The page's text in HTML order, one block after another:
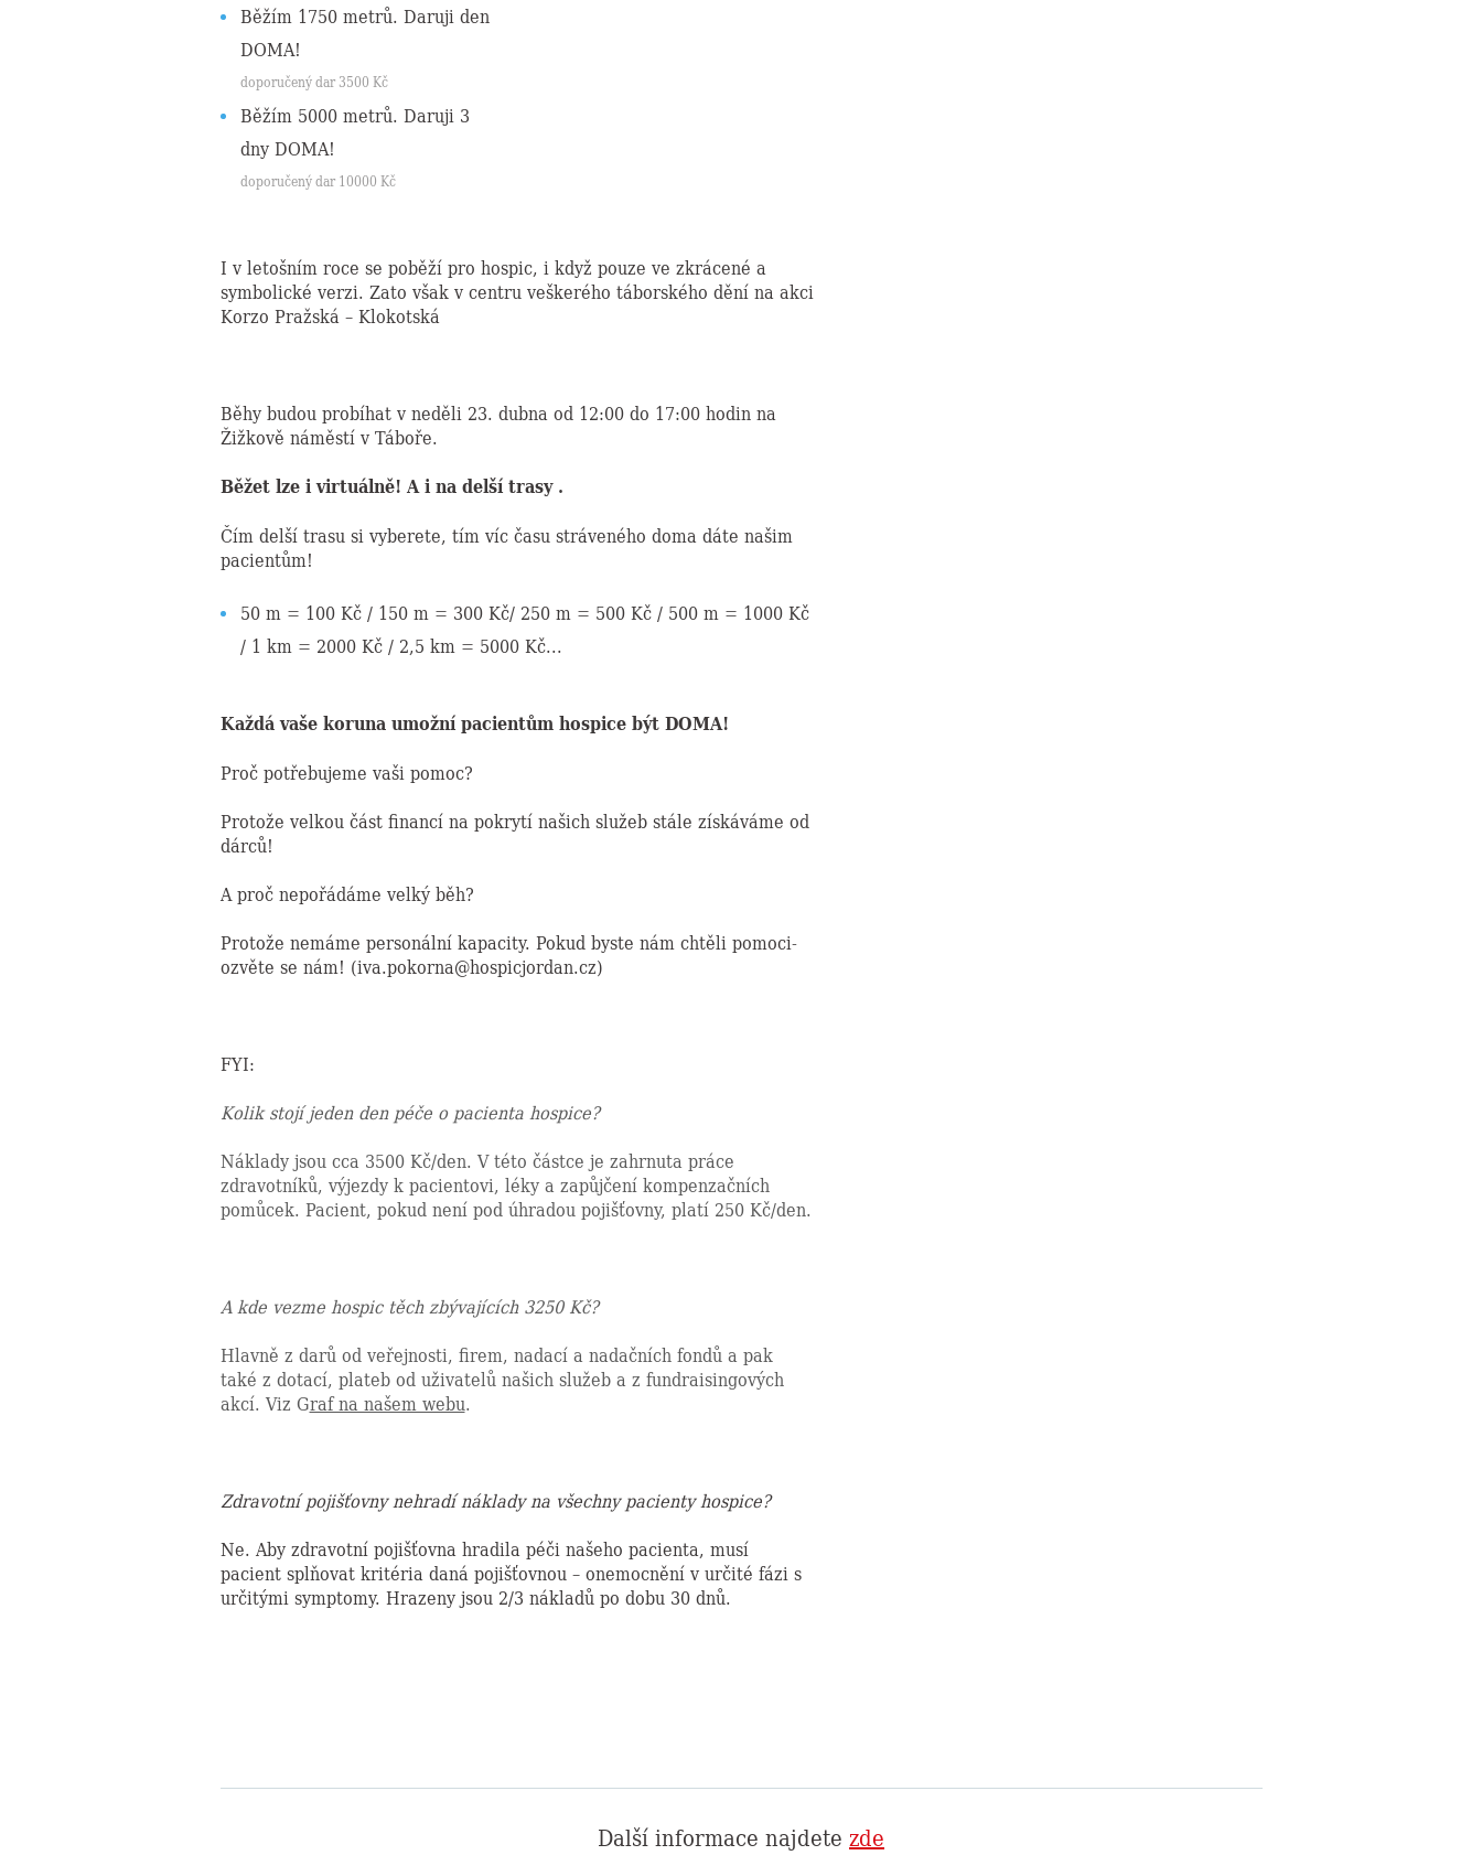
Běžím 1750 metrů. Daruji den
DOMA!
doporučený dar 3500 Kč
Běžím 5000 metrů. Daruji 3
dny DOMA!
doporučený dar 10000 Kč
I v letošním roce se poběží pro hospic, i když pouze ve zkrácené a
symbolické verzi. Zato však v centru veškerého táborského dění na akci
Korzo Pražská – Klokotská
Běhy budou probíhat v neděli 23. dubna od 12:00 do 17:00 hodin na
Žižkově náměstí v Táboře.
Běžet lze i virtuálně! A i na delší trasy .
Čím delší trasu si vyberete, tím víc času stráveného doma dáte našim
pacientům!
50 m = 100 Kč / 150 m = 300 Kč/ 250 m = 500 Kč / 500 m = 1000 Kč
/ 1 km = 2000 Kč / 2,5 km = 5000 Kč...
Každá vaše koruna umožní pacientům hospice být DOMA!
Proč potřebujeme vaši pomoc?
Protože velkou část financí na pokrytí našich služeb stále získáváme od
dárců!
A proč nepořádáme velký běh?
Protože nemáme personální kapacity. Pokud byste nám chtěli pomoci-
ozvěte se nám! (iva.pokorna@hospicjordan.cz)
FYI:
Kolik stojí jeden den péče o pacienta hospice?
Náklady jsou cca 3500 Kč/den. V této částce je zahrnuta práce
zdravotníků, výjezdy k pacientovi, léky a zapůjčení kompenzačních
pomůcek. Pacient, pokud není pod úhradou pojišťovny, platí 250 Kč/den.
A kde vezme hospic těch zbývajících 3250 Kč?
Hlavně z darů od veřejnosti, firem, nadací a nadačních fondů a pak
také z dotací, plateb od uživatelů našich služeb a z fundraisingových
akcí. Viz Graf na našem webu.
Zdravotní pojišťovny nehradí náklady na všechny pacienty hospice?
Ne. Aby zdravotní pojišťovna hradila péči našeho pacienta, musí
pacient splňovat kritéria daná pojišťovnou – onemocnění v určité fázi s
určitými symptomy. Hrazeny jsou 2/3 nákladů po dobu 30 dnů.
Další informace najdete zde